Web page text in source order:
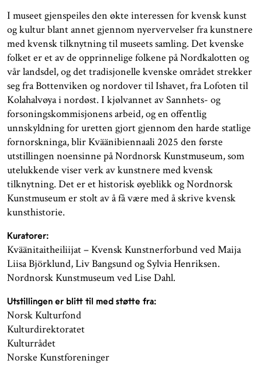
I museet gjenspeiles den økte interessen for kvensk kunst
og kultur blant annet gjennom nyervervelser fra kunstnere
med kvensk tilknytning til museets samling. Det kvenske
folket er et av de opprinnelige folkene på Nordkalotten og
vår landsdel, og det tradisjonelle kvenske området strekker
seg fra Bottenviken og nordover til Ishavet, fra Lofoten til
Kolahalvøya i nordøst. I kjølvannet av Sannhets- og
forsoningskommisjonens arbeid, og en offentlig
unnskyldning for uretten gjort gjennom den harde statlige
fornorskninga, blir Kväänibiennaali 2025 den første
utstillingen noensinne på Nordnorsk Kunstmuseum, som
utelukkende viser verk av kunstnere med kvensk
tilknytning. Det er et historisk øyeblikk og Nordnorsk
Kunstmuseum er stolt av å få være med å skrive kvensk
kunsthistorie.
Kuratorer:
Kväänitaitheiliijat – Kvensk Kunstnerforbund ved Maija
Liisa Björklund, Liv Bangsund og Sylvia Henriksen.
Nordnorsk Kunstmuseum ved Lise Dahl.
Utstillingen er blitt til med støtte fra:
Norsk Kulturfond
Kulturdirektoratet
Kulturrådet
Norske Kunstforeninger